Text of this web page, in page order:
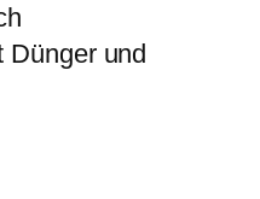
Dünger und